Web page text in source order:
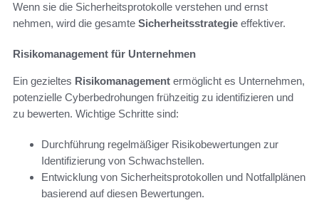
Wenn sie die Sicherheitsprotokolle verstehen und ernst
nehmen, wird die gesamte Sicherheitsstrategie effektiver.
Risikomanagement für Unternehmen
Ein gezieltes Risikomanagement ermöglicht es Unternehmen,
potenzielle Cyberbedrohungen frühzeitig zu identifizieren und
zu bewerten. Wichtige Schritte sind:
Durchführung regelmäßiger Risikobewertungen zur
Identifizierung von Schwachstellen.
Entwicklung von Sicherheitsprotokollen und Notfallplänen
basierend auf diesen Bewertungen.